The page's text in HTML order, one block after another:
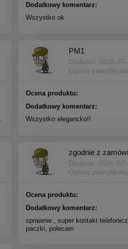
Dodatkowy komentarz:
Wszystko ok
PM1
Dodano: 2026-
Opinia
Ocena produktu:
Dodatkowy komentarz:
Wszystko elegancko!!
zgodnie z
Dodano: 2026-
Opinia
Ocena produktu:
Dodatkowy komentarz:
sprawnie , super kontakt
paczki, polecam